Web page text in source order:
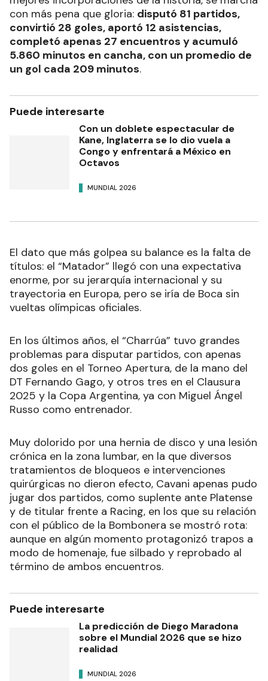
con más pena que gloria: disputó 81 partidos,
convirtió 28 goles, aportó 12 asistencias,
completó apenas 27 encuentros y acumuló
5.860 minutos en cancha, con un promedio de
un gol cada 209 minutos.
Puede interesarte
Con un doblete espectacular de
Kane, Inglaterra se lo dio vuela a
Congo y enfrentará a México en
Octavos
MUNDIAL 2026
El dato que más golpea su balance es la falta de
títulos: el “Matador” llegó con una expectativa
enorme, por su jerarquía internacional y su
trayectoria en Europa, pero se iría de Boca sin
vueltas olímpicas oficiales.
En los últimos años, el “Charrúa” tuvo grandes
problemas para disputar partidos, con apenas
dos goles en el Torneo Apertura, de la mano del
DT Fernando Gago, y otros tres en el Clausura
2025 y la Copa Argentina, ya con Miguel Ángel
Russo como entrenador.
Muy dolorido por una hernia de disco y una lesión
crónica en la zona lumbar, en la que diversos
tratamientos de bloqueos e intervenciones
quirúrgicas no dieron efecto, Cavani apenas pudo
jugar dos partidos, como suplente ante Platense
y de titular frente a Racing, en los que su relación
con el público de la Bombonera se mostró rota:
aunque en algún momento protagonizó trapos a
modo de homenaje, fue silbado y reprobado al
término de ambos encuentros.
Puede interesarte
La predicción de Diego Maradona
sobre el Mundial 2026 que se hizo
realidad
MUNDIAL 2026